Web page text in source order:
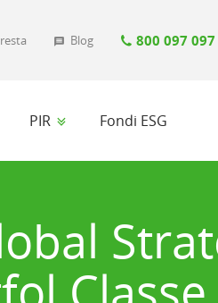
message Blog 800 097 097
PIR Fondi ESG